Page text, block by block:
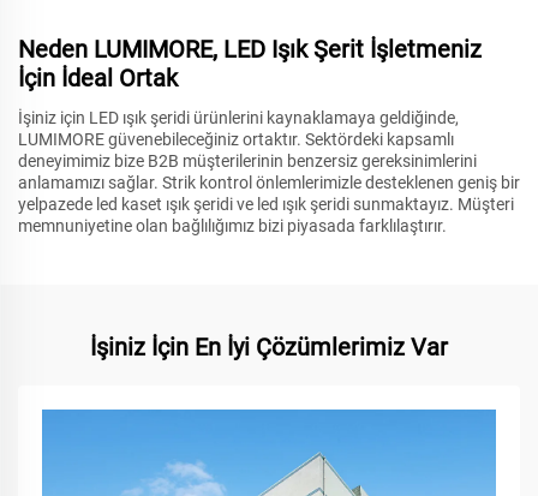
Neden LUMIMORE, LED Işık Şerit İşletmeniz
İçin İdeal Ortak
İşiniz için LED ışık şeridi ürünlerini kaynaklamaya geldiğinde,
LUMIMORE güvenebileceğiniz ortaktır. Sektördeki kapsamlı
deneyimimiz bize B2B müşterilerinin benzersiz gereksinimlerini
anlamamızı sağlar. Strik kontrol önlemlerimizle desteklenen geniş bir
yelpazede led kaset ışık şeridi ve led ışık şeridi sunmaktayız. Müşteri
memnuniyetine olan bağlılığımız bizi piyasada farklılaştırır.
İşiniz İçin En İyi Çözümlerimiz Var